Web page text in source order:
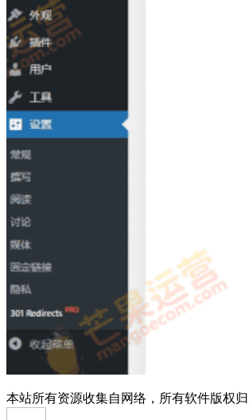
本站所有资源收集自网络，所有软件版权归